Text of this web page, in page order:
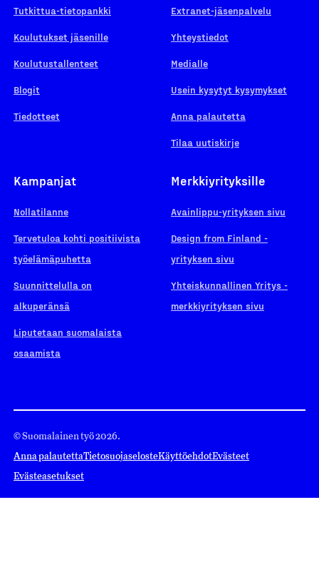
Tutkittua-tietopankki
Koulutukset jäsenille
Koulutustallenteet
Blogit
Tiedotteet
Extranet-jäsenpalvelu
Yhteystiedot
Medialle
Usein kysytyt kysymykset
Anna palautetta
Tilaa uutiskirje
Kampanjat
Nollatilanne
Tervetuloa kohti positiivista
työelämäpuhetta
Suunnittelulla on
alkuperänsä
Liputetaan suomalaista
osaamista
Merkkiyrityksille
Avainlippu-yrityksen sivu
Design from Finland -
yrityksen sivu
Yhteiskunnallinen Yritys -
merkkiyrityksen sivu
© Suomalainen työ 2026.
Anna palautettaTietosuojaselosteKäyttöehdotEvästeet
Evästeasetukset